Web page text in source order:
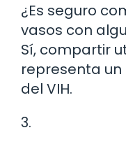
¿Es seguro
vasos con
Sí, compartir
representa
del VIH.
3.